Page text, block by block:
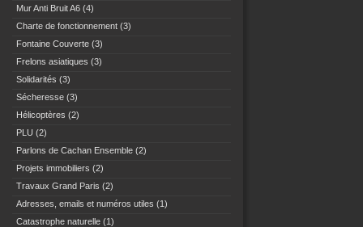
Mur Anti Bruit A6 (4)
Charte de fonctionnement (3)
Fontaine Couverte (3)
Frelons asiatiques (3)
Solidarités (3)
Sécheresse (3)
Hélicoptères (2)
PLU (2)
Parlons de Cachan Ensemble (2)
Projets immobiliers (2)
Travaux Grand Paris (2)
Adresses, emails et numéros utiles (1)
Catastrophe naturelle (1)